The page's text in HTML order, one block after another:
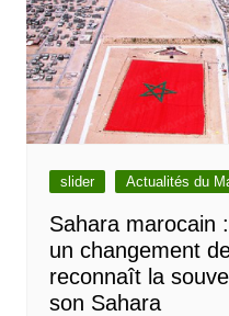
slider Actualités du
Sahara marocain
un changement
reconnaît la
son Sahara